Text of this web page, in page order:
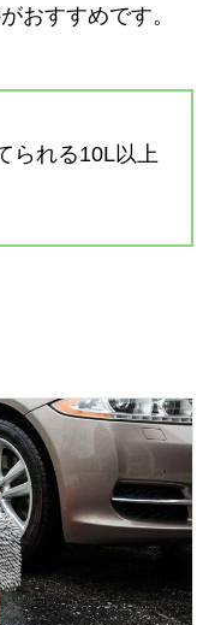
おすすめです。
られる10L以上